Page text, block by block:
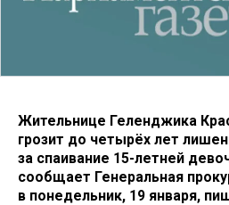
Жительнице Геленджика
грозит до четырёх лет
за спаивание 15-летней
сообщает Генеральная
в понедельник, 19 января,